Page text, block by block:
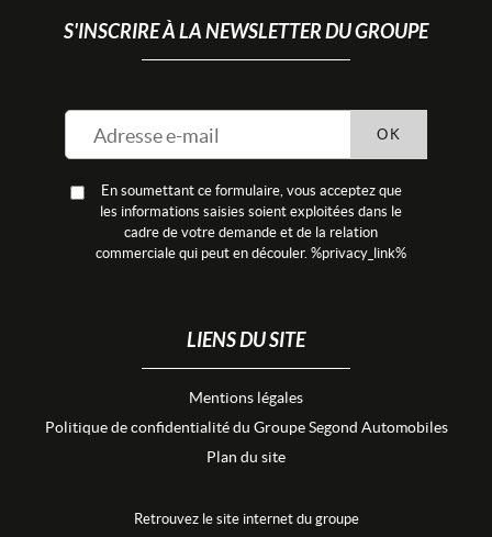
S'INSCRIRE À LA NEWSLETTER DU GROUPE
En soumettant ce formulaire, vous acceptez que
les informations saisies soient exploitées dans le
cadre de votre demande et de la relation
commerciale qui peut en découler. %privacy_link%
OK
LIENS DU SITE
Mentions légales
Politique de confidentialité du Groupe Segond Automobiles
Plan du site
Retrouvez le site internet du groupe